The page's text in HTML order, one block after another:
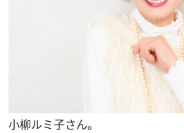
小柳ルミ子さん。